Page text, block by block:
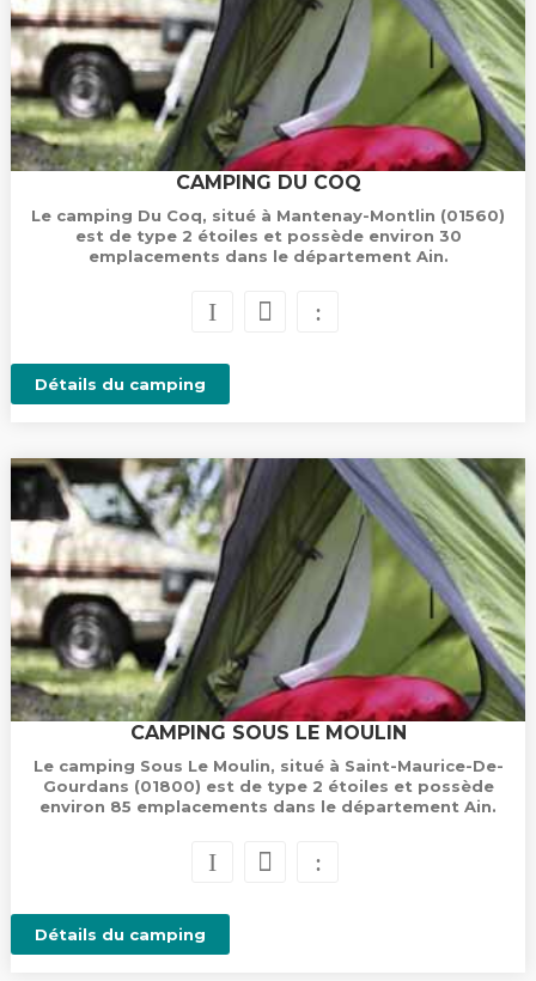
CAMPING DU COQ
Le camping Du Coq, situé à Mantenay-Montlin (01560)
est de type 2 étoiles et possède environ 30
emplacements dans le département Ain.
Détails du camping
CAMPING SOUS LE MOULIN
Le camping Sous Le Moulin, situé à Saint-Maurice-De-
Gourdans (01800) est de type 2 étoiles et possède
environ 85 emplacements dans le département Ain.
Détails du camping